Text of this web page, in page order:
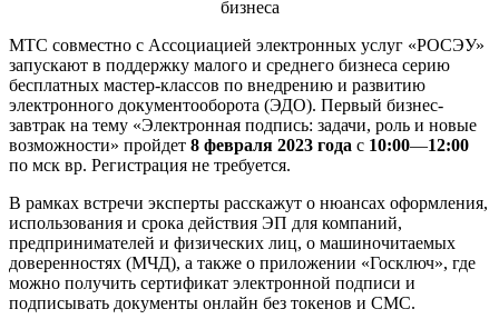
МТС совместно с Ассоциацией электронных услуг «РОСЭУ»
запускают в поддержку малого и среднего бизнеса серию
бесплатных мастер-классов по внедрению и развитию
электронного документооборота (ЭДО). Первый бизнес-
завтрак на тему «Электронная подпись: задачи, роль и новые
возможности» пройдет 8 февраля 2023 года с 10:00—12:00
по мск вр. Регистрация не требуется.
В рамках встречи эксперты расскажут о нюансах оформления,
использования и срока действия ЭП для компаний,
предпринимателей и физических лиц, о машиночитаемых
доверенностях (МЧД), а также о приложении «Госключ», где
можно получить сертификат электронной подписи и
подписывать документы онлайн без токенов и СМС.